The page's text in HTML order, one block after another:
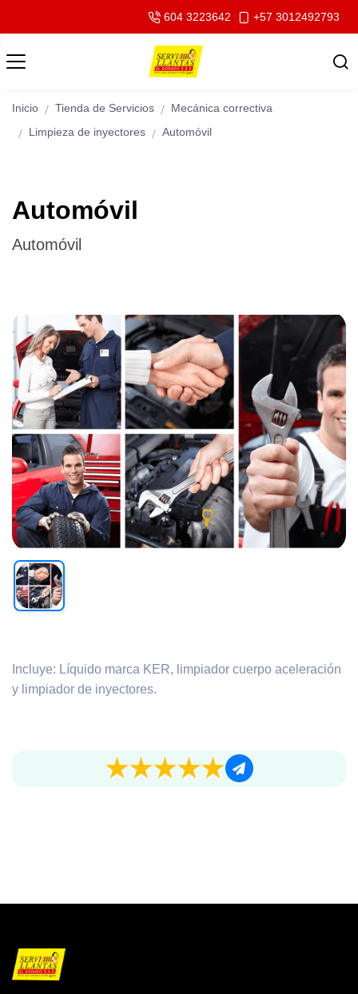
604 3223642 +57 3012492793
Inicio Tienda de Servicios
Mecánica correctiva
Limpieza de inyectores
Automóvil
Automóvil
Automóvil
Incluye: Líquido marca KER, limpiador cuerpo aceleración
y limpiador de inyectores.